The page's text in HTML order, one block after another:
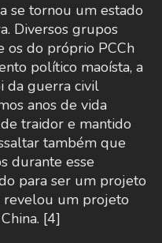
se tornou um estado
Diversos grupos
os do próprio PCCh
político maoísta, a
da guerra civil
anos de vida
traidor e mantido
também que
durante esse
para ser um projeto
revelou um projeto
[4]